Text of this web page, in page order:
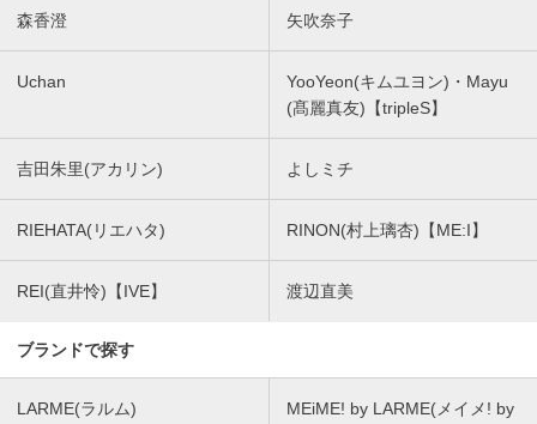
森香澄 矢吹奈子
Uchan
YooYeon(キムユヨン)・Mayu
(髙麗真友)【tripleS】
吉田朱里(アカリン) よしミチ
RIEHATA(リエハタ) RINON(村上璃杏)【ME:I】
REI(直井怜)【IVE】 渡辺直美
ブランドで探す
LARME(ラルム)
MEiME! by LARME(メイメ! by